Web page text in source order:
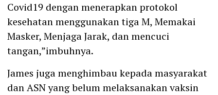
Covid19 dengan menerapkan protokol
kesehatan menggunakan tiga M, Memakai
Masker, Menjaga Jarak, dan mencuci
tangan,”imbuhnya.
James juga menghimbau kepada masyarakat
dan ASN yang belum melaksanakan vaksin